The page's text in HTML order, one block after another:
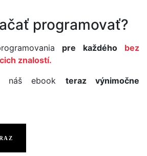
programovať?
pre každého
bez
znalostí.
náš ebook teraz výnimočne